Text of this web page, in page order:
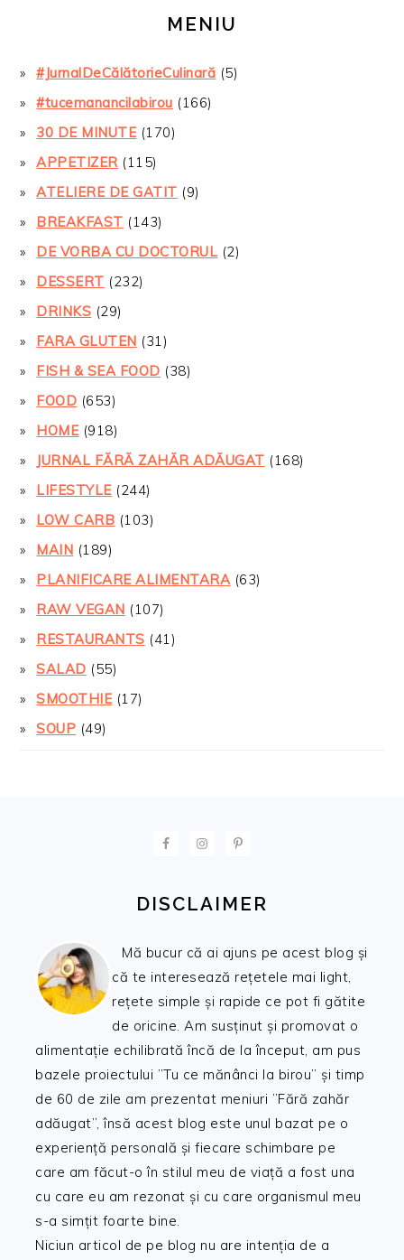
MENIU
#JurnalDeCălătorieCulinară (5)
#tucemanancilabirou (166)
30 DE MINUTE(170)
APPETIZER(115)
ATELIERE DE GATIT (9)
BREAKFAST (143)
DE VORBA CU DOCTORUL (2)
DESSERT (232)
DRINKS (29)
FARA GLUTEN (31)
FISH & SEA FOOD (38)
FOOD (653)
HOME(918)
JURNAL FĂRĂ ZAHĂR ADĂUGAT (168)
LIFESTYLE(244)
LOW CARB (103)
MAIN (189)
PLANIFICARE ALIMENTARA(63)
RAW VEGAN (107)
RESTAURANTS (41)
SALAD (55)
SMOOTHIE(17)
SOUP (49)
DISCLAIMER
Mă bucur că ai ajuns pe acest blog și
că te interesează rețetele mai light,
rețete simple și rapide ce pot fi gătite
de oricine. Am susținut și promovat o
alimentație echilibrată încă de la început, am pus
bazele proiectului ”Tu ce mănânci la birou” și timp
de 60 de zile am prezentat meniuri ”Fără zahăr
adăugat”, însă acest blog este unul bazat pe o
experiență personală și fiecare schimbare pe
care am făcut-o în stilul meu de viață a fost una
cu care eu am rezonat și cu care organismul meu
s-a simțit foarte bine.
Niciun articol de pe blog nu are intenția de a